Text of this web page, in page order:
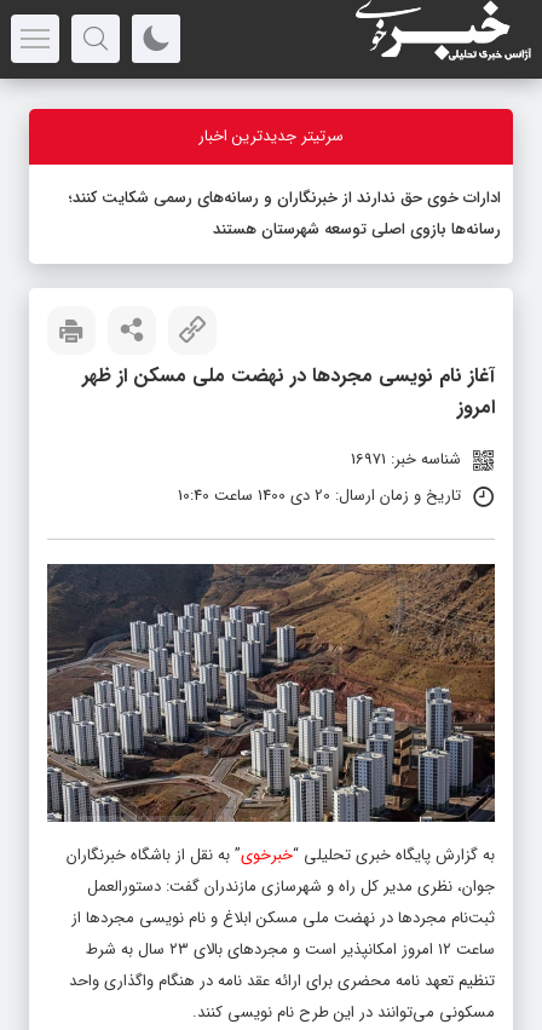
سرتیتر جدیدترین اخبار
ادارات خوی حق ندارند از خبرنگاران و رسانه‌های رسمی شکایت کنند؛
رسانه‌ها بازوی اصلی توسعه شهرستان هستند
آغاز نام نویسی مجرد‌ها در نهضت ملی مسکن از ظهر
امروز
شناسه خبر: 16971
تاریخ و زمان ارسال: 20 دی 1400 ساعت 10:40
به گزارش پایگاه خبری تحلیلی “خبرخوی” به نقل از باشگاه خبرنگاران
جوان، نظری مدیر کل راه و شهرسازی مازندران گفت: دستورالعمل
ثبت‌نام مجرد‌ها در نهضت ملی مسکن ابلاغ و نام نویسی مجرد‌ها از
ساعت ۱۲ امروز امکانپذیر است و مجرد‌های بالای ۲۳ سال به شرط
تنظیم تعهد نامه محضری برای ارائه عقد نامه در هنگام واگذاری واحد
مسکونی می‌توانند در این طرح نام نویسی کنند.